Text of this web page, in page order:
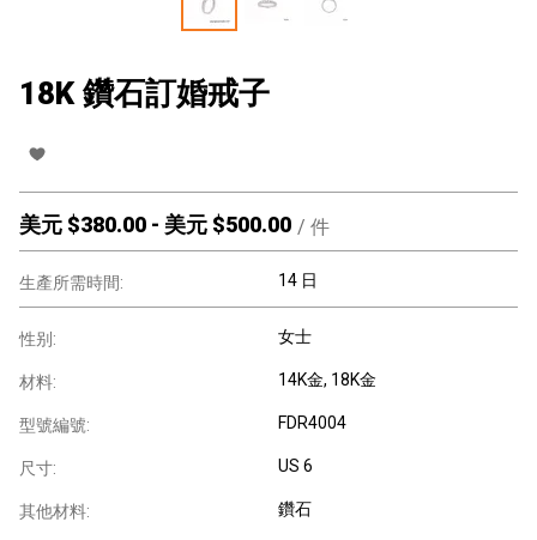
18K 鑽石訂婚戒子
美元 $380.00 - 美元 $500.00 / 件
生產所需時間: 14 日
性别: 女士
材料: 14K金, 18K金
型號編號: FDR4004
尺寸: US 6
其他材料: 鑽石